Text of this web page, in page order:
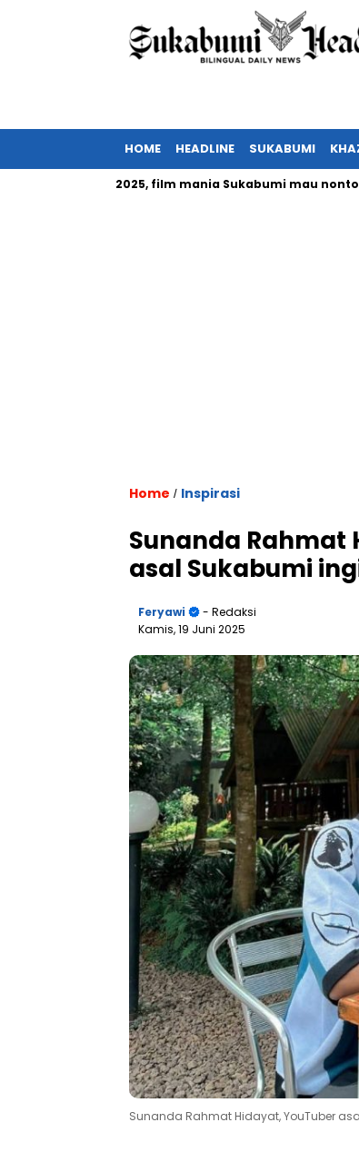
HOME HEADLINE SUKABUMI
Februari 2025, film mania Sukabumi mau nonton?
Home / Inspirasi
Sunanda Rahmat
asal Sukabumi
Feryawi
- Redaksi
Kamis, 19 Juni 2025
Sunanda Rahmat Hidayat, YouTuber